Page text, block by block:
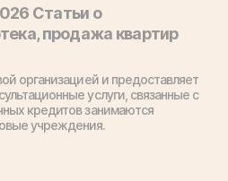
Статьи о
продажа квартир
организацией и предоставляет
услуги, связанные с
кредитов занимаются
учреждения.